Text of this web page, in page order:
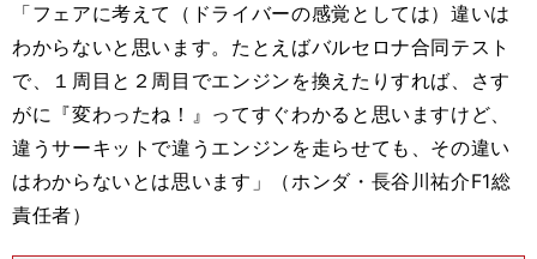
「フェアに考えて（ドライバーの感覚としては）違いは
わからないと思います。たとえばバルセロナ合同テスト
で、１周目と２周目でエンジンを換えたりすれば、さす
がに『変わったね！』ってすぐわかると思いますけど、
違うサーキットで違うエンジンを走らせても、その違い
はわからないとは思います」（ホンダ・長谷川祐介F1総
責任者）